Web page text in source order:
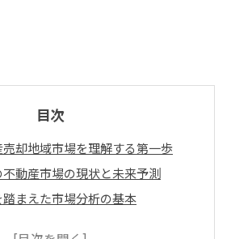
目次
却地域市場を理解する第一歩
動産市場の現状と未来予測
まえた市場分析の基本